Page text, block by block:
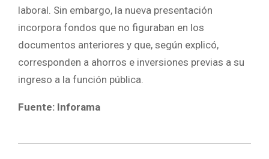
laboral. Sin embargo, la nueva presentación
incorpora fondos que no figuraban en los
documentos anteriores y que, según explicó,
corresponden a ahorros e inversiones previas a su
ingreso a la función pública.
Fuente: Inforama